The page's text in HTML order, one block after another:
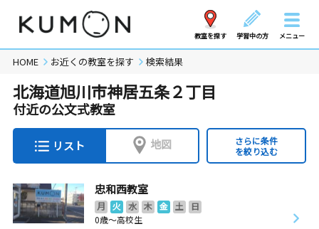
教室を探す 学習中の方 メニュー
HOME お近くの教室を探す 検索結果
北海道旭川市神居五条２丁目
付近の公文式教室
リスト 地図
さらに条件
を絞り込む
忠和西教室
月 火 水 木 金 土
日
0歳～高校生